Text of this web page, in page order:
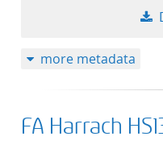
more metadata
FA Harrach